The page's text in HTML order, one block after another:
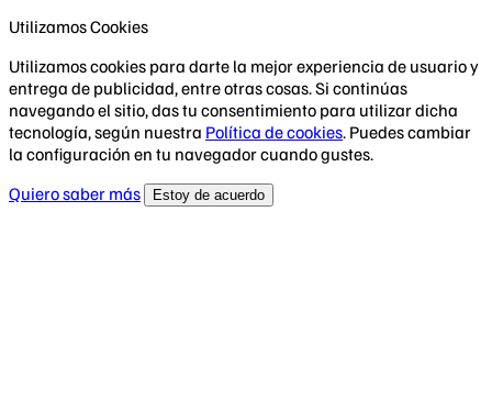
Utilizamos Cookies
Utilizamos cookies para darte la mejor experiencia de usuario y
entrega de publicidad, entre otras cosas. Si continúas
navegando el sitio, das tu consentimiento para utilizar dicha
tecnología, según nuestra Política de cookies. Puedes cambiar
la configuración en tu navegador cuando gustes.
Quiero saber más
Estoy de acuerdo